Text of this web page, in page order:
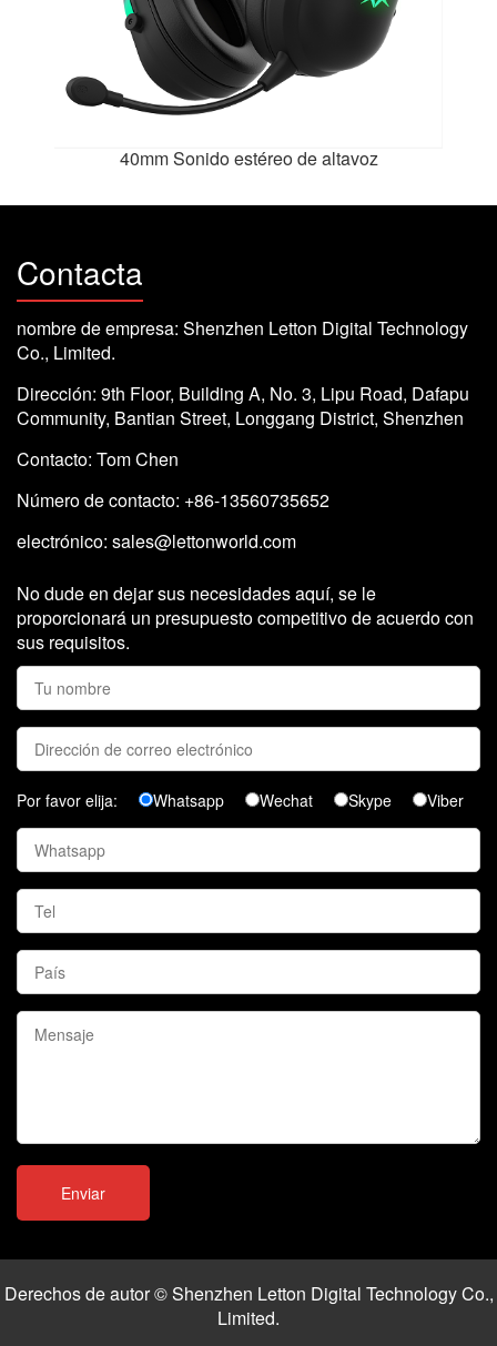
40mm Sonido estéreo de altavoz
Contacta
nombre de empresa: Shenzhen Letton Digital Technology
Co., Limited.
Dirección: 9th Floor, Building A, No. 3, Lipu Road, Dafapu
Community, Bantian Street, Longgang District, Shenzhen
Contacto: Tom Chen
Número de contacto: +86-13560735652
electrónico: sales@lettonworld.com
No dude en dejar sus necesidades aquí, se le
proporcionará un presupuesto competitivo de acuerdo con
sus requisitos.
Por favor elija: Whatsapp Wechat Skype Viber
Derechos de autor © Shenzhen Letton Digital Technology Co.,
Limited.